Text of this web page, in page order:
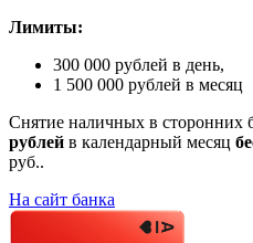
Лимиты:
300 000 рублей в день,
1 500 000 рублей в месяц
Снятие наличных в сторонних
рублей в календарный месяц
руб..
На сайт банка